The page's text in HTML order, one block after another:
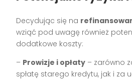
Decydując się na
wziąć pod uwagę również
dodatkowe koszty:
– Prowizje i opłaty – zarówno
spłatę starego kredytu, jak i za